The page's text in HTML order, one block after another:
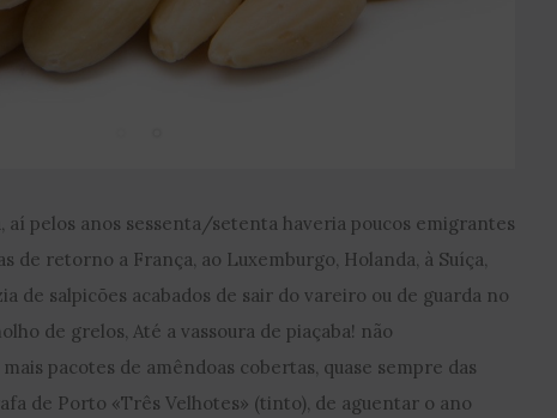
aí pelos anos sessenta/setenta haveria poucos emigrantes
de retorno a França, ao Luxemburgo, Holanda, à Suíça,
de salpicões acabados de sair do vareiro ou de guarda no
de grelos, Até a vassoura de piaçaba! não
pacotes de amêndoas cobertas, quase sempre das
de Porto «Três Velhotes» (tinto), de aguentar o ano